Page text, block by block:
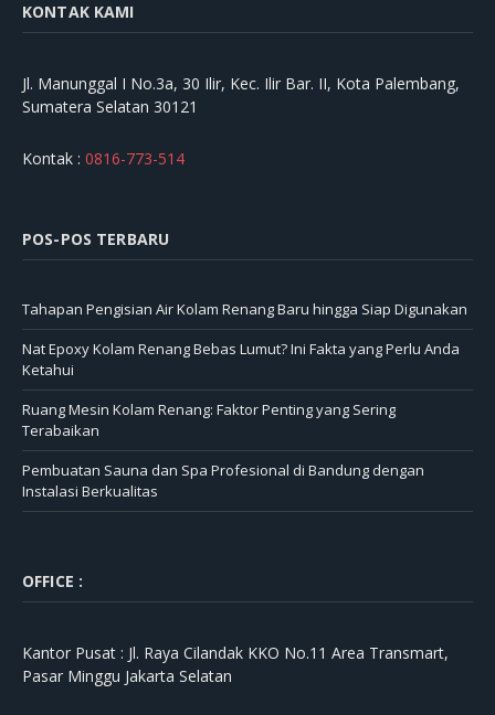
KONTAK KAMI
Jl. Manunggal I No.3a, 30 Ilir, Kec. Ilir Bar. II, Kota Palembang,
Sumatera Selatan 30121
Kontak : 0816-773-514
POS-POS TERBARU
Tahapan Pengisian Air Kolam Renang Baru hingga Siap Digunakan
Nat Epoxy Kolam Renang Bebas Lumut? Ini Fakta yang Perlu Anda
Ketahui
Ruang Mesin Kolam Renang: Faktor Penting yang Sering
Terabaikan
Pembuatan Sauna dan Spa Profesional di Bandung dengan
Instalasi Berkualitas
OFFICE :
Kantor Pusat : Jl. Raya Cilandak KKO No.11 Area Transmart,
Pasar Minggu Jakarta Selatan